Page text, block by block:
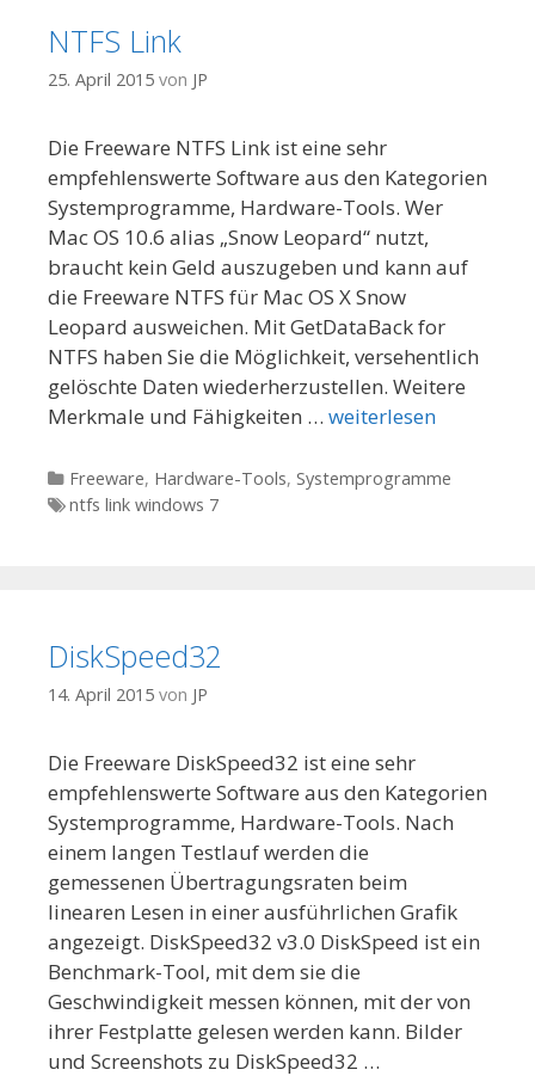
NTFS Link
25. April 2015 von JP
Die Freeware NTFS Link ist eine sehr
empfehlenswerte Software aus den Kategorien
Systemprogramme, Hardware-Tools. Wer
Mac OS 10.6 alias „Snow Leopard“ nutzt,
braucht kein Geld auszugeben und kann auf
die Freeware NTFS für Mac OS X Snow
Leopard ausweichen. Mit GetDataBack for
NTFS haben Sie die Möglichkeit, versehentlich
gelöschte Daten wiederherzustellen. Weitere
Merkmale und Fähigkeiten … weiterlesen
Kategorien
Freeware, Hardware-Tools, Systemprogramme
Tags
ntfs link windows 7
DiskSpeed32
14. April 2015 von JP
Die Freeware DiskSpeed32 ist eine sehr
empfehlenswerte Software aus den Kategorien
Systemprogramme, Hardware-Tools. Nach
einem langen Testlauf werden die
gemessenen Übertragungsraten beim
linearen Lesen in einer ausführlichen Grafik
angezeigt. DiskSpeed32 v3.0 DiskSpeed ist ein
Benchmark-Tool, mit dem sie die
Geschwindigkeit messen können, mit der von
ihrer Festplatte gelesen werden kann. Bilder
und Screenshots zu DiskSpeed32 …